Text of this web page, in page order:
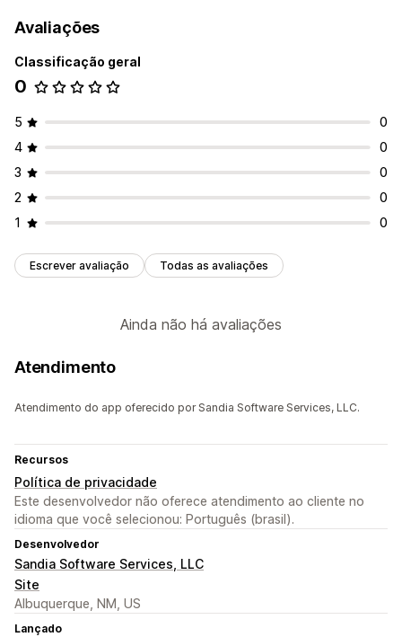
Avaliações
Classificação geral
0
5
0
4
0
3
0
2
0
1
0
Escrever avaliação Todas as avaliações
Ainda não há avaliações
Atendimento
Atendimento do app oferecido por Sandia Software Services, LLC.
Recursos
Política de privacidade
Este desenvolvedor não oferece atendimento ao cliente no
idioma que você selecionou: Português (brasil).
Desenvolvedor
Sandia Software Services, LLC
Site
Albuquerque, NM, US
Lançado